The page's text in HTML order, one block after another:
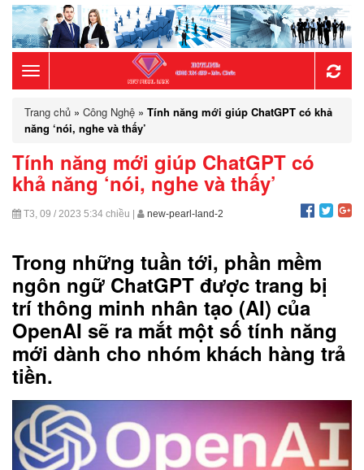
navigation
Trang chủ » Công Nghệ » Tính năng mới giúp ChatGPT có khả
năng ‘nói, nghe và thấy’
Tính năng mới giúp ChatGPT có
khả năng ‘nói, nghe và thấy’
T3, 09 / 2023 5:34 chiều new-pearl-land-2
Trong những tuần tới, phần mềm
ngôn ngữ ChatGPT được trang bị
trí thông minh nhân tạo (AI) của
OpenAI sẽ ra mắt một số tính năng
mới dành cho nhóm khách hàng trả
tiền.